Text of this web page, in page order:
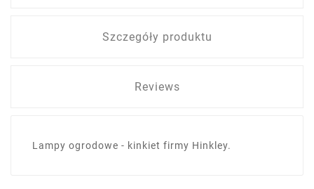
Szczegóły produktu
Reviews
Lampy ogrodowe - kinkiet firmy Hinkley.